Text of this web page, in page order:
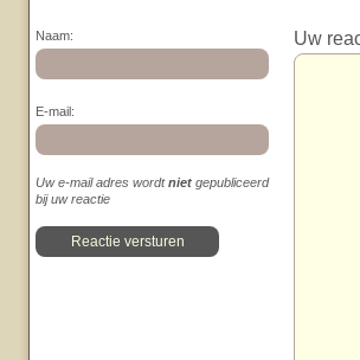
Naam:
E-mail:
Uw e-mail adres wordtniet gepubliceerd
bij uw reactie
Uw